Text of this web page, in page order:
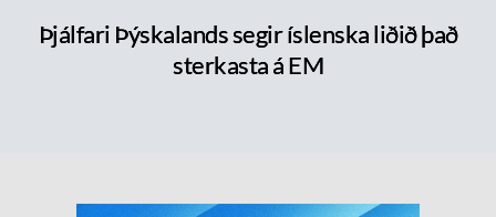
Þjálfari Þýskalands segir íslenska liðið það
sterkasta á EM